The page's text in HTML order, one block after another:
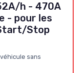
h - 470A
- pour les
Stop
sans